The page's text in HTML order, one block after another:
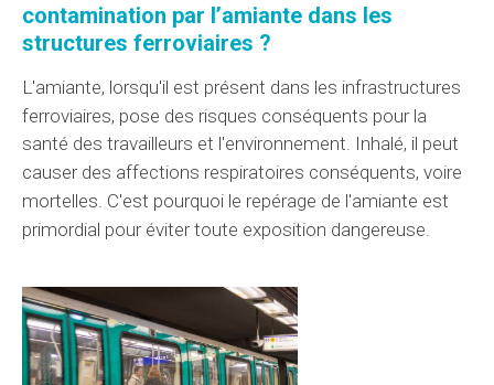
contamination par l’amiante dans les
structures ferroviaires ?
L'amiante, lorsqu'il est présent dans les infrastructures
ferroviaires, pose des risques conséquents pour la
santé des travailleurs et l'environnement. Inhalé, il peut
causer des affections respiratoires conséquents, voire
mortelles . C'est pourquoi le repérage de l'amiante est
primordial pour éviter toute exposition dangereuse